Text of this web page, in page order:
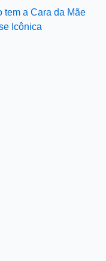
tem a Cara da Mãe
Icônica